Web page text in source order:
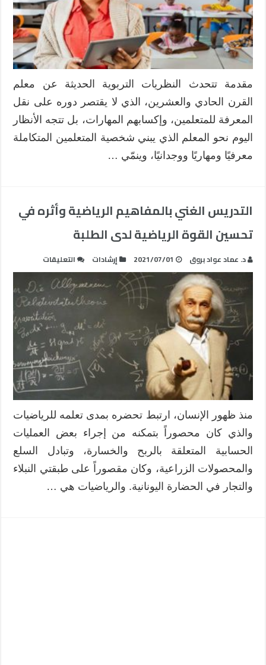
مقدمة تتحدث النظريات التربوية الحديثة عن معلم
القرن الحادي والعشرين، الذي لا يقتصر دوره على نقل
المعرفة للمتعلمين، وإكسابهم المهارات، بل تتجه الأنظار
اليوم نحو المعلم الذي يبني شخصية المتعلمين المتكاملة
معرفيًا ومهاريًا ووجدانيًا، وينمّي …
التدريس الغني بالمفاهيم الرياضية وأثره في
تحسين القوة الرياضية لدى الطلبة
د. عماد عواد بروق 2021/07/01 إرشادات التعليقات
التدريس
الغني
بالمفاهيم
الرياضية
وأثره
في
تحسين
القوة
الرياضية
لدى
الطلبة
مغلقة
منذ ظهور الإنسان، ارتبط تحضره بمدى تعلمه للرياضيات
والذي كان محصوراً بتمكنه من إجراء بعض العمليات
الحسابية المتعلقة بالربح والخسارة، وتبادل السلع
والمحصولات الزراعية، وكان مقصوراً على طبقتي النبلاء
والتجار في الحضارة اليونانية. والرياضيات هي …